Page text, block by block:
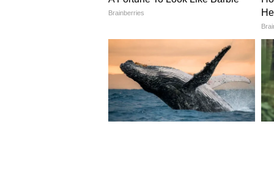
কোচের তথ্য পাওয়া এবং
রেলের তথ্য অনুযায়ী, অ্যাপের
৭.২ লক্ষ জেনারেল টিকিট এবং
4
4